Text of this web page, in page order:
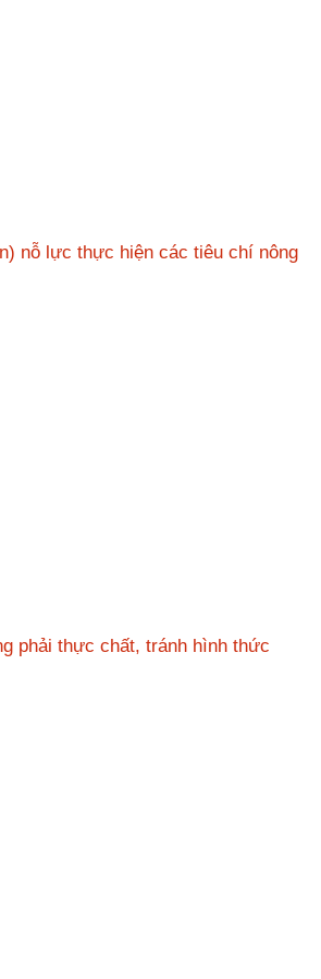
nỗ lực thực hiện các tiêu chí nông
phải thực chất, tránh hình thức